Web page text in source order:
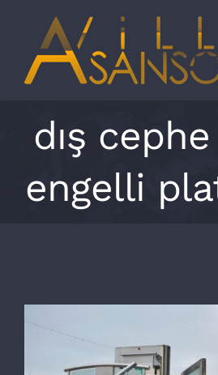
content
dış
engelli